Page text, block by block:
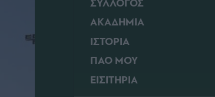
ΣΥΛΛΟΓΟΣ
ΑΚΑΔΗΜΙΑ
ΙΣΤΟΡΙΑ
ΠΑΟ ΜΟΥ
ΕΙΣΙΤΗΡΙΑ